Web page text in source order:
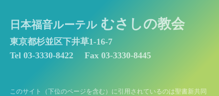
日本福音ルーテル むさしの教会
東京都杉並区下井草1-16-7
Tel 03-3330-8422
Fax 03-3330-8445
このサイト（下位のページを含む）に引用されているのは聖書新共同